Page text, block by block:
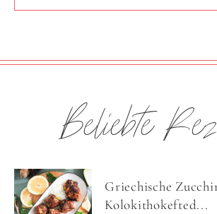
Beliebte
Griechische
Kolokithokefted...